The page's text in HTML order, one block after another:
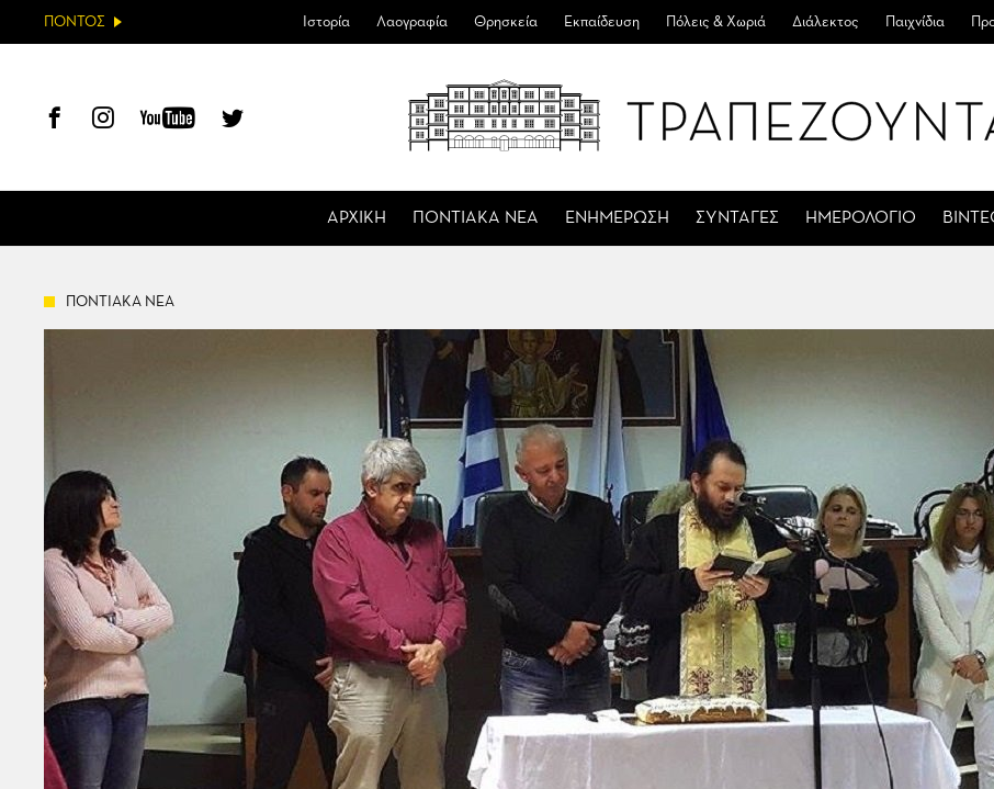
ΠΟΝΤΟΣ Ιστορία Λαογραφία Θρησκεία Εκπαίδευση Πόλεις & Χωριά Διάλεκτος Παιχνίδια
ΑΡΧΙΚΗ ΠΟΝΤΙΑΚΑ ΝΕΑ ΕΝΗΜΕΡΩΣΗ ΣΥΝΤΑΓΕΣ ΗΜΕΡΟΛΟΓΙΟ
ΠΟΝΤΙΑΚΑ ΝΕΑ